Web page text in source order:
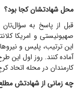
محل شهادتشان کجا بود؟
صهیونیستی و امریکا
این ترتیب، پلیس و
کارمندان در محله اتحاد
چه زمانی از شهادتش